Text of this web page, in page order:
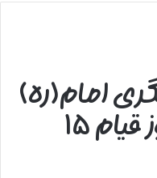
امام(ره)
در شصتمین سالروز قیام ۱۵